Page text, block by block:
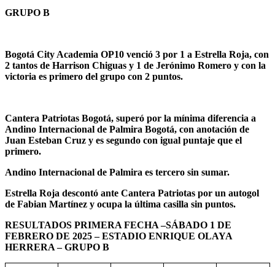
GRUPO B
Bogotá City Academia OP10 venció 3 por 1 a Estrella Roja, con
2 tantos de Harrison Chiguas y 1 de Jerónimo Romero y con la
victoria es primero del grupo con 2 puntos.
Cantera Patriotas Bogotá, superó por la mínima diferencia a
Andino Internacional de Palmira Bogotá, con anotación de
Juan Esteban Cruz y es segundo con igual puntaje que el
primero.
Andino Internacional de Palmira es tercero sin sumar.
Estrella Roja descontó ante Cantera Patriotas por un autogol
de Fabian Martínez y ocupa la última casilla sin puntos.
RESULTADOS PRIMERA FECHA –SÁBADO 1 DE
FEBRERO DE 2025 – ESTADIO ENRIQUE OLAYA
HERRERA – GRUPO B